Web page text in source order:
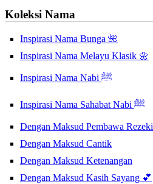
Koleksi Nama
Inspirasi Nama Bunga 🌺
Inspirasi Nama Melayu Klasik 🌼
Inspirasi Nama Nabi ﷺ
Inspirasi Nama Sahabat Nabi ﷺ
Dengan Maksud Pembawa Rezeki
Dengan Maksud Cantik
Dengan Maksud Ketenangan
Dengan Maksud Kasih Sayang 💕